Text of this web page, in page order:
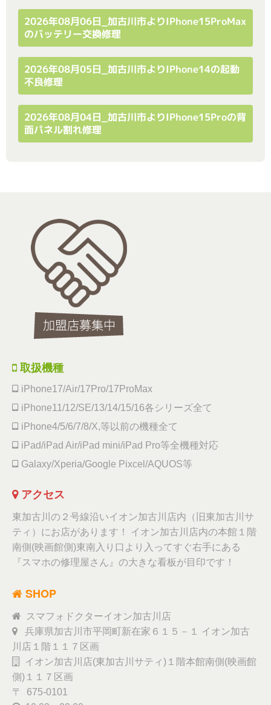
2026年08月06日_加古川市よりiPhone15ProMax
のバッテリー交換修理
2026年08月05日_加古川市よりiPhone14の起動
不良修理
2026年08月04日_加古川市よりiPhone15Proの背
面パネル割れ修理
取扱機種
iPhone17/Air/17Pro/17ProMax
iPhone11/12/SE/13/14/15/16各シリーズ全て
iPhone4/5/6/7/8/X,等以前の機種全て
iPad/iPad Air/iPad mini/iPad Pro等全機種対応
Galaxy/Xperia/Google Pixcel/AQUOS等
アクセス
東加古川の２号線沿いイオン加古川店内（旧東加古川サ
ティ）にお店があります！ イオン加古川店内の本館１階
南側(映画館側)東南入り口より入ってすぐ右手にある
『スマホの修理屋さん』の大きな看板が目印です！
SHOP
スマフォドクターイオン加古川店
兵庫県加古川市平岡町新在家６１５－１ イオン加古
川店１階１１７区画
イオン加古川店(東加古川サティ)１階本館南側(映画館
側)１１７区画
〒 675-0101